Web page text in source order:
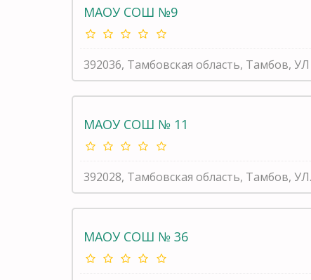
МАОУ СОШ №9
392036, Тамбовская область, Тамбов,
МАОУ СОШ № 11
392028, Тамбовская область, Тамбов,
МАОУ СОШ № 36